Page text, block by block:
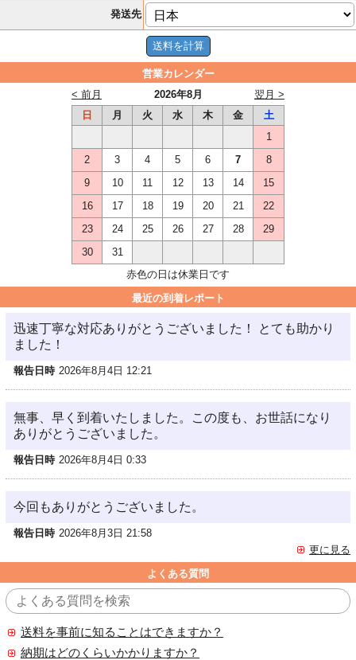
発送先
営業カレンダー
2026年8月
< 前月
翌月 >
日
月 火 水 木 金
土
1
2
3 4 5 6 7
8
9
10 11 12 13 14
15
16
17 18 19 20 21
22
23
24 25 26 27 28
29
30
31
赤色の日は休業日です
最近の到着レポート
迅速丁寧な対応ありがとうございました！ とても助かり
ました！
報告日時 2026年8月4日 12:21
無事、早く到着いたしました。この度も、お世話になり
ありがとうございました。
報告日時 2026年8月4日 0:33
今回もありがとうございました。
報告日時 2026年8月3日 21:58
更に見る
よくある質問
送料を事前に知ることはできますか？
納期はどのくらいかかりますか？